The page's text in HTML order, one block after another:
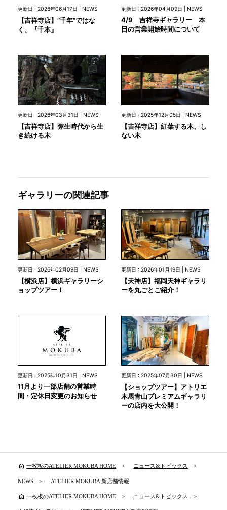
更新日 : 2026年06月17日 | NEWS
【吉祥寺店】”千年”ではな
く、『千本』
更新日 : 2026年04月09日 | NEWS
4/9 吉祥寺ギャラリー 本
日の営業開始時間について
更新日 : 2026年03月31日 | NEWS
【吉祥寺店】弥生時代から生
き続ける木
更新日 : 2025年12月05日 | NEWS
【吉祥寺店】紅葉する木、し
ない木
ギャラリーの関連記事
更新日 : 2026年02月09日 | NEWS
【横浜店】横浜ギャラリーシ
ョップツアー！
更新日 : 2026年01月19日 | NEWS
【天神店】福岡天神ギャラリ
ーを丸ごとご紹介！
更新日 : 2025年10月31日 | NEWS
11月より一部店舗の営業時
間・定休日変更のお知らせ
更新日 : 2025年07月30日 | NEWS
【ショップツアー】アトリエ
木馬青山プレミアムギャラリ
ーの店内を大公開！
home 一枚板のATELIER MOKUBA HOME ニュース&トピックス
NEWS ATELIER MOKUBA 新店舗情報
home 一枚板のATELIER MOKUBA HOME ニュース&トピックス